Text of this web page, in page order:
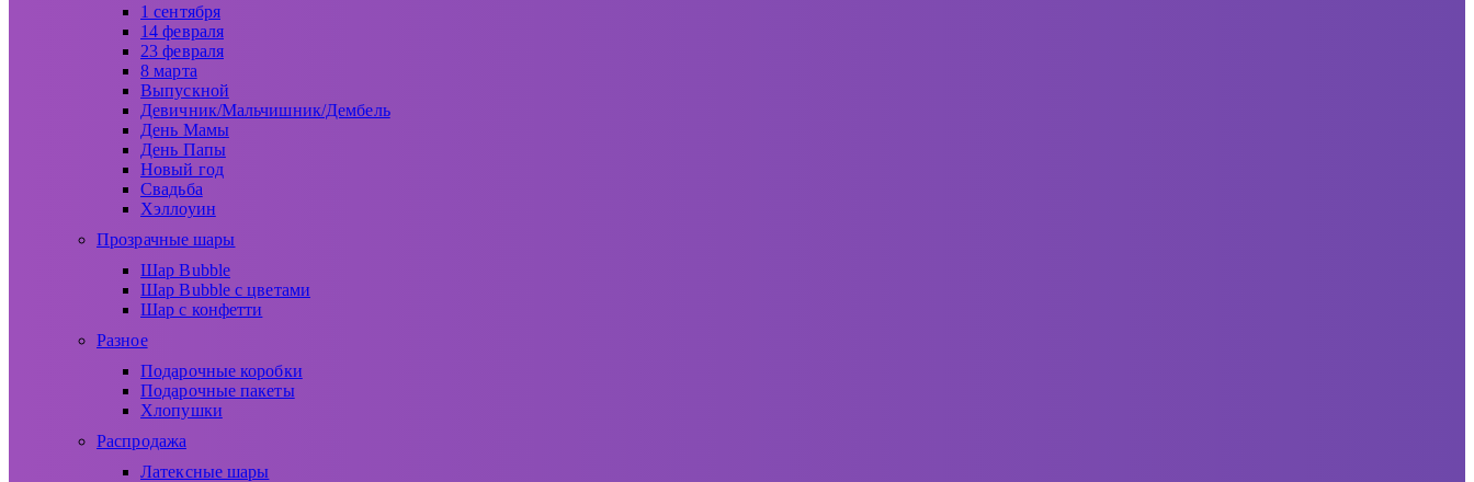
1 сентября
14 февраля
23 февраля
8 марта
Выпускной
Девичник/Мальчишник/Дембель
День Мамы
День Папы
Новый год
Свадьба
Хэллоуин
Прозрачные шары
Шар Bubble
Шар Bubble с цветами
Шар с конфетти
Разное
Подарочные коробки
Подарочные пакеты
Хлопушки
Распродажа
Латексные шары